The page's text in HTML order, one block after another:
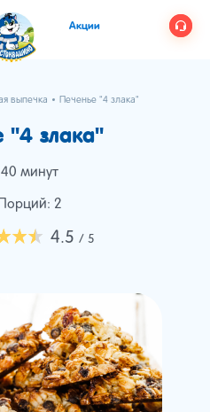
Акции
выпечка Печенье "4 злака"
"4 злака"
40 минут
Порций: 2
4.5 / 5